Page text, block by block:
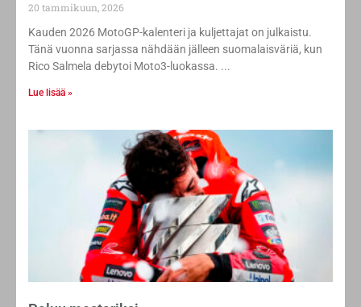
20 tammikuun, 2026
Kauden 2026 MotoGP-kalenteri ja kuljettajat on julkaistu.
Tänä vuonna sarjassa nähdään jälleen suomalaisväriä, kun
Rico Salmela debytoi Moto3-luokassa.
Lue lisää »